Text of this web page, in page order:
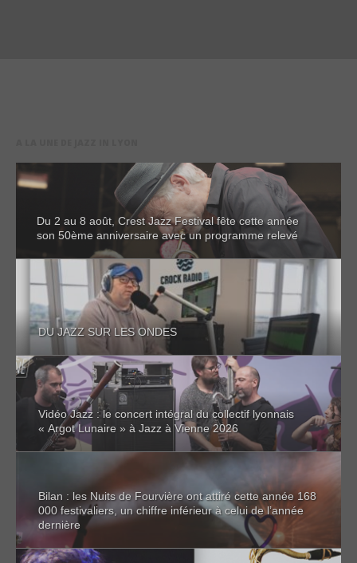
Du 2 au 8 août, Crest Jazz Festival fête cette année
son 50ème anniversaire avec un programme relevé
DU JAZZ SUR LES ONDES
Vidéo Jazz : le concert intégral du collectif lyonnais
« Argot Lunaire » à Jazz à Vienne 2026
Bilan : les Nuits de Fourvière ont attiré cette année 168
000 festivaliers, un chiffre inférieur à celui de l’année
dernière